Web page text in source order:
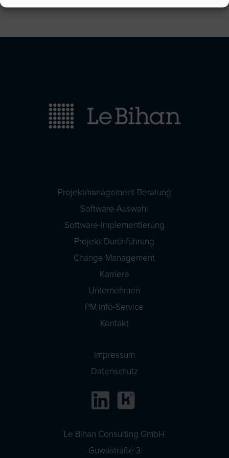
Le Bihan Consulting GmbH
Guwastraße 3
Projektmanagement-Beratung
Software-Auswahl
Software-Implementierung
Projekt-Durchführung
Change Management
Karriere
Unternehmen
PM Info-Service
Kontakt
Impressum
Datenschutz